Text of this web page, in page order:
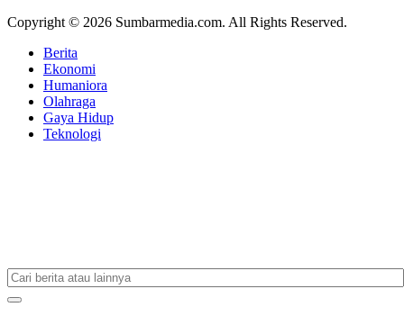
Copyright © 2026 Sumbarmedia.com. All Rights Reserved.
Berita
Ekonomi
Humaniora
Olahraga
Gaya Hidup
Teknologi